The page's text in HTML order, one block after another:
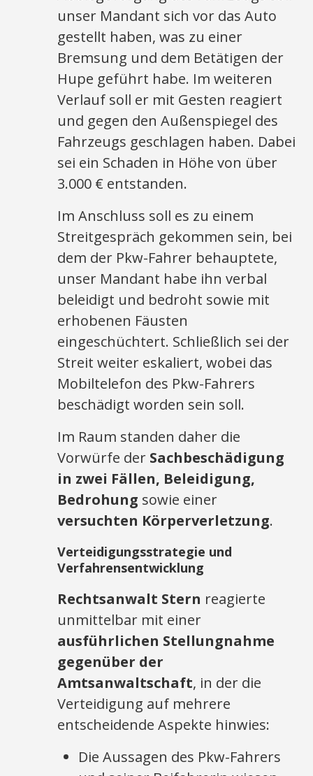
unser Mandant sich vor das Auto
gestellt haben, was zu einer
Bremsung und dem Betätigen der
Hupe geführt habe. Im weiteren
Verlauf soll er mit Gesten reagiert
und gegen den Außenspiegel des
Fahrzeugs geschlagen haben. Dabei
sei ein Schaden in Höhe von über
3.000 € entstanden.
Im Anschluss soll es zu einem
Streitgespräch gekommen sein, bei
dem der Pkw-Fahrer behauptete,
unser Mandant habe ihn verbal
beleidigt und bedroht sowie mit
erhobenen Fäusten
eingeschüchtert. Schließlich sei der
Streit weiter eskaliert, wobei das
Mobiltelefon des Pkw-Fahrers
beschädigt worden sein soll.
Im Raum standen daher die
Vorwürfe der Sachbeschädigung
in zwei Fällen, Beleidigung,
Bedrohung sowie einer
versuchten Körperverletzung.
Verteidigungsstrategie und
Verfahrensentwicklung
Rechtsanwalt Stern reagierte
unmittelbar mit einer
ausführlichen Stellungnahme
gegenüber der
Amtsanwaltschaft, in der die
Verteidigung auf mehrere
entscheidende Aspekte hinwies:
Die Aussagen des Pkw-Fahrers